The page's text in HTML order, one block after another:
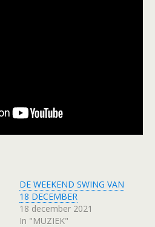
DE WEEKEND SWING VAN
18 DECEMBER
18 december 2021
In "MUZIEK"